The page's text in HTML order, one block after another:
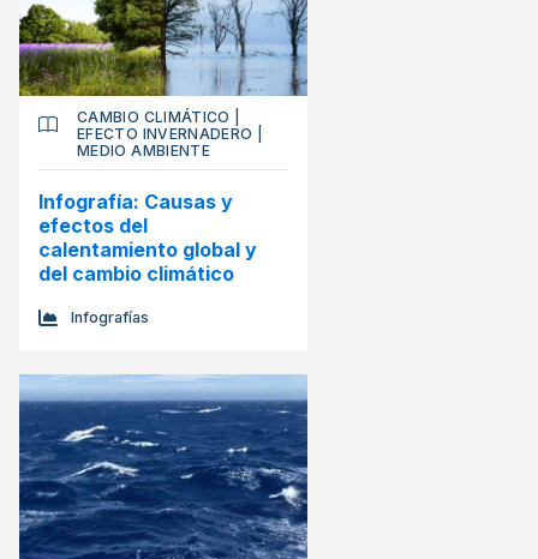
CAMBIO CLIMÁTICO
EFECTO INVERNADERO
MEDIO AMBIENTE
Infografía: Causas y
efectos del
calentamiento global y
del cambio climático
Infografías